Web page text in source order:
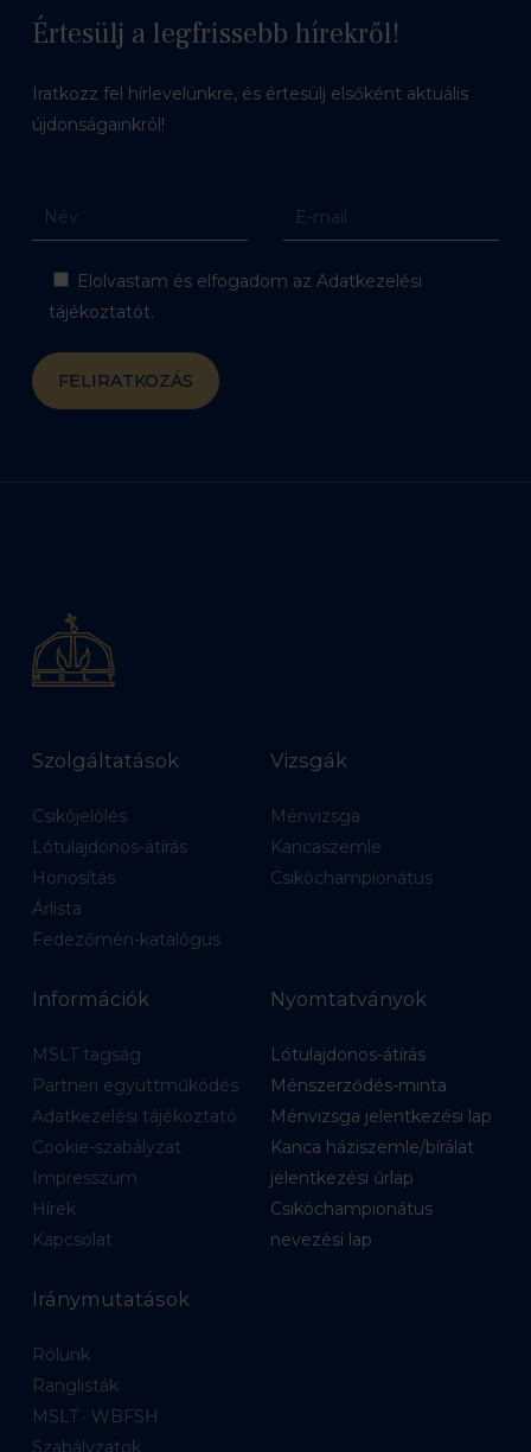
Értesülj a legfrissebb hírekről!
Iratkozz fel hírlevelünkre, és értesülj elsőként aktuális
újdonságainkról!
Elolvastam és elfogadom az Adatkezelési
tájékoztatót.
Szolgáltatások
Csikójelölés
Lótulajdonos-átírás
Honosítás
Árlista
Fedezőmén-katalógus
Vizsgák
Ménvizsga
Kancaszemle
Csikóchampionátus
Információk
MSLT tagság
Partneri együttműködés
Adatkezelési tájékoztató
Cookie-szabályzat
Impresszum
Hírek
Kapcsolat
Nyomtatványok
Lótulajdonos-átírás
Ménszerződés-minta
Ménvizsga jelentkezési lap
Kanca háziszemle/bírálat
jelentkezési űrlap
Csikóchampionátus
nevezési lap
Iránymutatások
Rólunk
Ranglisták
MSLT · WBFSH
Szabályzatok